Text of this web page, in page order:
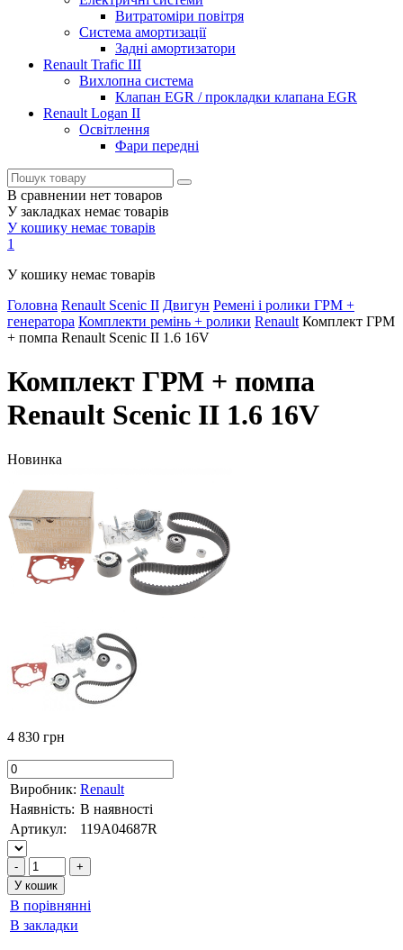
Витратоміри повітря
Система амортизації
Задні амортизатори
Renault Trafic III
Вихлопна система
Клапан EGR / прокладки клапана EGR
Renault Logan II
Освітлення
Фари передні
В сравнении нет товаров
У закладках немає товарів
У кошику немає товарів
1
У кошику немає товарів
Головна Renault Scenic II Двигун Ремені і ролики ГРМ +
генератора Комплекти ремінь + ролики Renault Комплект ГРМ
+ помпа Renault Scenic II 1.6 16V
Комплект ГРМ + помпа
Renault Scenic II 1.6 16V
Новинка
4 830 грн
Виробник: Renault
Наявність: В наявності
Артикул:
119A04687R
В порівнянні
В закладки